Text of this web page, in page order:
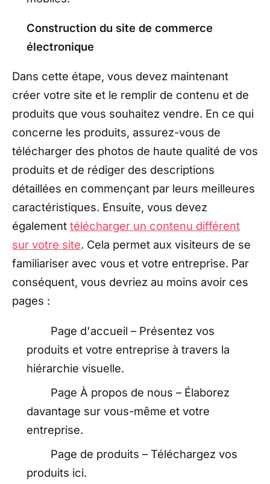
Construction du site de commerce
électronique
Dans cette étape, vous devez maintenant
créer votre site et le remplir de contenu et de
produits que vous souhaitez vendre. En ce qui
concerne les produits, assurez-vous de
télécharger des photos de haute qualité de vos
produits et de rédiger des descriptions
détaillées en commençant par leurs meilleures
caractéristiques. Ensuite, vous devez
également télécharger un contenu différent
sur votre site. Cela permet aux visiteurs de se
familiariser avec vous et votre entreprise. Par
conséquent, vous devriez au moins avoir ces
pages :
Page d'accueil – Présentez vos
produits et votre entreprise à travers la
hiérarchie visuelle.
Page À propos de nous – Élaborez
davantage sur vous-même et votre
entreprise.
Page de produits – Téléchargez vos
produits ici.